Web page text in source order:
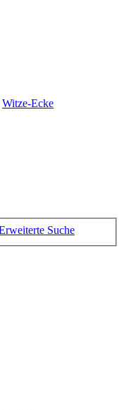
Witze-Ecke
Suche